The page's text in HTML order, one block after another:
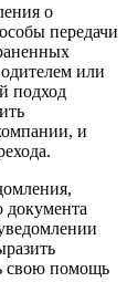
о
передачи
или
подход
и
документа
свою помощь